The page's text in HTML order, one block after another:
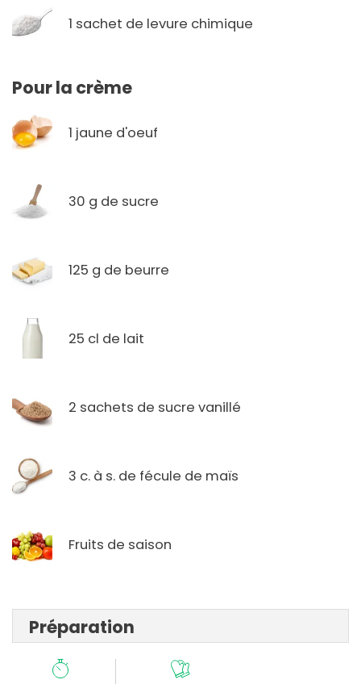
1 sachet de levure chimique
Pour la crème
1 jaune d'oeuf
30 g de sucre
125 g de beurre
25 cl de lait
2 sachets de sucre vanillé
3 c. à s. de fécule de maïs
Fruits de saison
Préparation